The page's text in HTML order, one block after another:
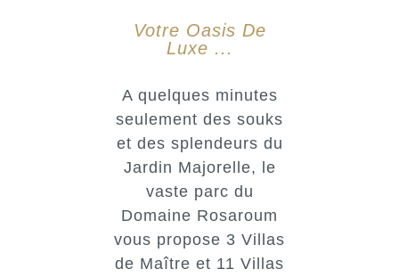
Votre Oasis De
Luxe ...
A quelques minutes
seulement des souks
et des splendeurs du
Jardin Majorelle, le
vaste parc du
Domaine Rosaroum
vous propose 3 Villas
de Maître et 11 Villas